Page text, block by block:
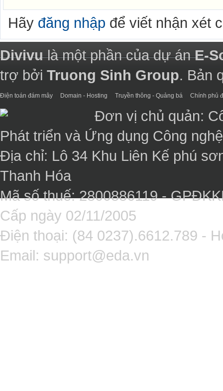
Hãy đăng nhập để viết nhận xét
Divivulà một phần của dự ánE-
trợ bởi Truong Sinh Group. Bản
Điện toán đám mây Domain - Hosting Truyền thông - Quảng bá Chính phủ
Đơn vị chủ quản:
Phát triển và Ứng dụng Công
Địa chỉ: Lô 34 Khu Liên Kế phú
Thanh Hóa
Mã số thuế: 2800886119 -
Cấp ngày 02/11/2005
Điện thoại: (84 0237).6612.789 -
Email: support@eda.vn